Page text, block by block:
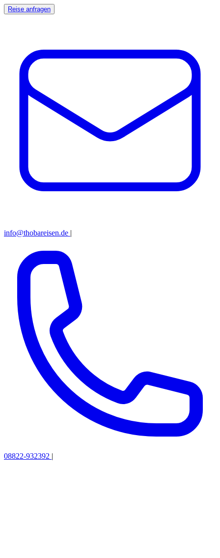
Reise anfragen
info@thobareisen.de |
08822-932392 |